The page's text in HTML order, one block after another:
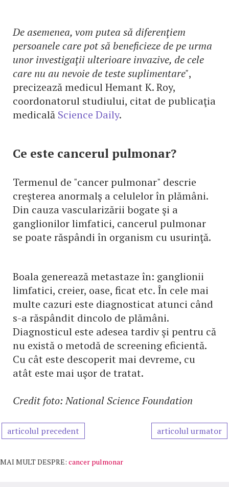
De asemenea, vom putea să diferenţiem
persoanele care pot să beneficieze de pe urma
unor investigaţii ulterioare invazive, de cele
care nu au nevoie de teste suplimentare",
precizează medicul Hemant K. Roy,
coordonatorul studiului, citat de publicaţia
medicală Science Daily.
Ce este cancerul pulmonar?
Termenul de "cancer pulmonar" descrie
creşterea anormalş a celulelor în plămâni.
Din cauza vascularizării bogate şi a
ganglionilor limfatici, cancerul pulmonar
se poate răspândi în organism cu usurinţă.
Boala generează metastaze în: ganglionii
limfatici, creier, oase, ficat etc. În cele mai
multe cazuri este diagnosticat atunci când
s-a răspândit dincolo de plămâni.
Diagnosticul este adesea tardiv şi pentru că
nu există o metodă de screening eficientă.
Cu cât este descoperit mai devreme, cu
atât este mai uşor de tratat.
Credit foto: National Science Foundation
articolul precedent articolul urmator
MAI MULT DESPRE: cancer pulmonar